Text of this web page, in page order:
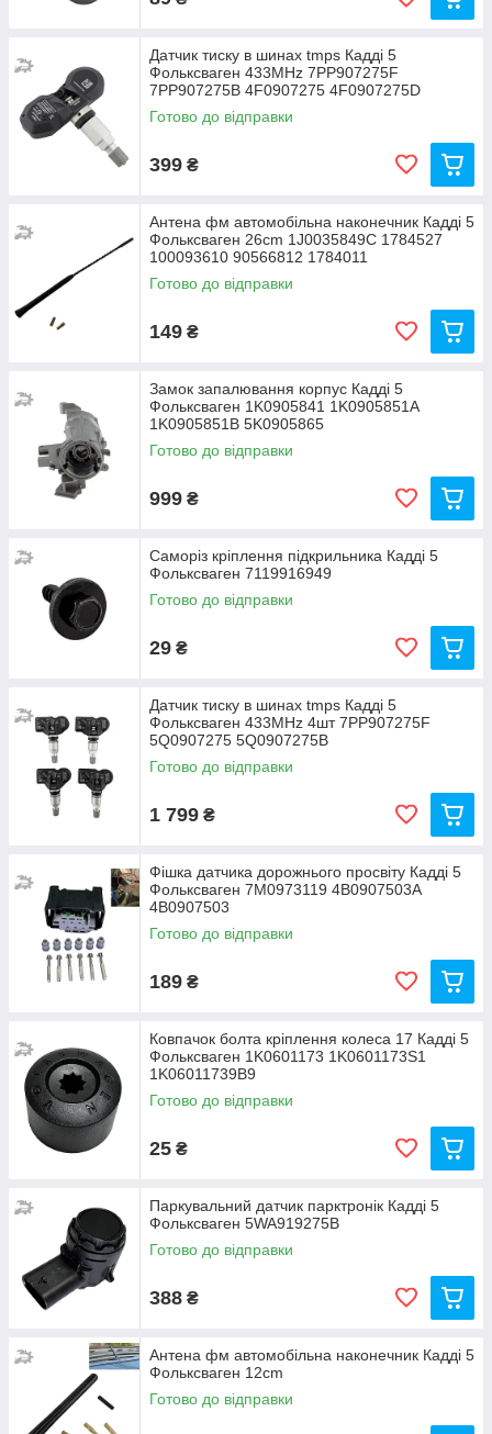
Датчик тиску в шинах tmps Кадді 5
Фольксваген 433MHz 7PP907275F
7PP907275B 4F0907275 4F0907275D
Готово до відправки
399 ₴
Антена фм автомобільна наконечник Кадді 5
Фольксваген 26cm 1J0035849C 1784527
100093610 90566812 1784011
Готово до відправки
149 ₴
Замок запалювання корпус Кадді 5
Фольксваген 1K0905841 1K0905851A
1K0905851B 5K0905865
Готово до відправки
999 ₴
Саморіз кріплення підкрильника Кадді 5
Фольксваген 7119916949
Готово до відправки
29 ₴
Датчик тиску в шинах tmps Кадді 5
Фольксваген 433MHz 4шт 7PP907275F
5Q0907275 5Q0907275B
Готово до відправки
1 799 ₴
Фішка датчика дорожнього просвіту Кадді 5
Фольксваген 7M0973119 4B0907503A
4B0907503
Готово до відправки
189 ₴
Ковпачок болта кріплення колеса 17 Кадді 5
Фольксваген 1K0601173 1K0601173S1
1K06011739B9
Готово до відправки
25 ₴
Паркувальний датчик парктронік Кадді 5
Фольксваген 5WA919275B
Готово до відправки
388 ₴
Антена фм автомобільна наконечник Кадді 5
Фольксваген 12cm
Готово до відправки